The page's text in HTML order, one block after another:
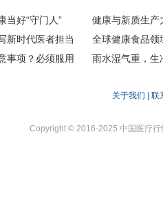
当好“守门人”
健康与新质生产
新时代医者担当
全球健康食品领
事项？必须服用
雨水湿气重，生
关于我们 联
Copyright © 2016-2025 中国医疗